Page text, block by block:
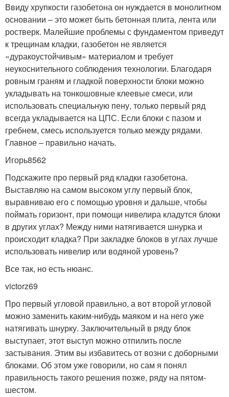
Ввиду хрупкости газобетона он нуждается в монолитном
основании – это может быть бетонная плита, лента или
ростверк. Малейшие проблемы с фундаментом приведут
к трещинам кладки, газобетон не является
«дуракоустойчивым» материалом и требует
неукоснительного соблюдения технологии. Благодаря
ровным граням и гладкой поверхности блоки можно
укладывать на тонкошовные клеевые смеси, или
использовать специальную пену, только первый ряд
всегда укладывается на ЦПС. Если блоки с пазом и
гребнем, смесь используется только между рядами.
Главное – правильно начать.
Игорь8562
Подскажите про первый ряд кладки газобетона.
Выставляю на самом высоком углу первый блок,
выравниваю его с помощью уровня и дальше, чтобы
поймать горизонт, при помощи нивелира кладутся блоки
в других углах? Между ними натягивается шнурка и
происходит кладка? При закладке блоков в углах лучше
использовать нивелир или водяной уровень?
Все так, но есть нюанс.
victorz69
Про первый угловой правильно, а вот второй угловой
можно заменить каким-нибудь маяком и на него уже
натягивать шнурку. Заключительный в ряду блок
выступает, этот выступ можно отпилить после
застывания. Этим вы избавитесь от возни с доборными
блоками. Об этом уже говорили, но сам я понял
правильность такого решения позже, ряду на пятом-
шестом.